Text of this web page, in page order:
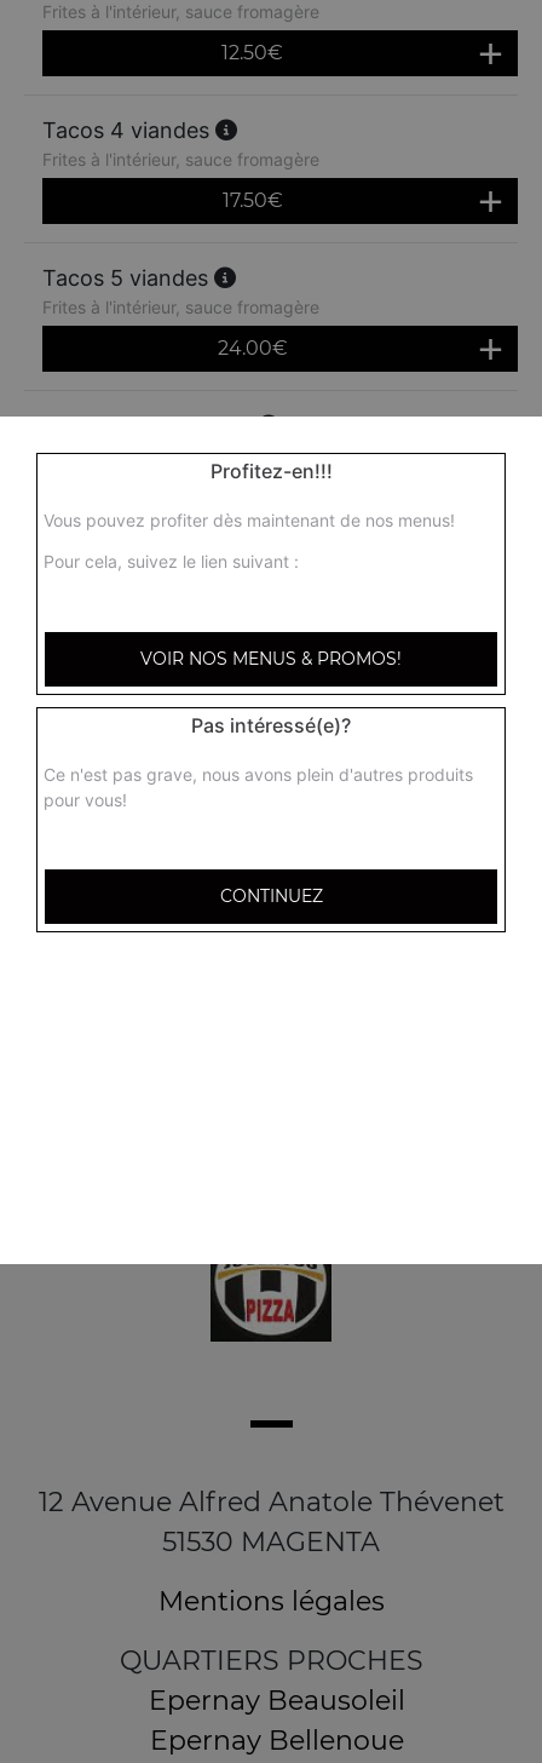
Frites à l'intérieur, sauce fromagère
12.50€
Tacos 4 viandes
Frites à l'intérieur, sauce fromagère
17.50€
Tacos 5 viandes
Frites à l'intérieur, sauce fromagère
24.00€
Frites à l'intérieur, sauce fromagère + 1 boisson 33 cl
Menu tacos 2 viandes
Menu tacos 3 viandes
Menu tacos 4 viandes
Frites à l'intérieur, sauce fromagère + 1 boisson 33 cl
18.50€
12 Avenue Alfred Anatole Thévenet
51530 MAGENTA
Mentions légales
QUARTIERS PROCHES
Epernay Beausoleil
Epernay Bellenoue
Profitez-en!!!
Vous pouvez profiter dès maintenant de nos menus!
Pour cela, suivez le lien suivant :
VOIR NOS MENUS & PROMOS!
Pas intéressé(e)?
Ce n'est pas grave, nous avons plein d'autres produits
pour vous!
CONTINUEZ